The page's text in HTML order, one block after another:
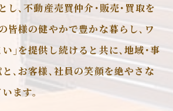
し､不動産売買仲介･販売･買取を
皆様の健やかで豊かな暮らし､ワ
｣を提供し続けると共に､地域･事
､お客様､社員の笑顔を絶やさな
ます。